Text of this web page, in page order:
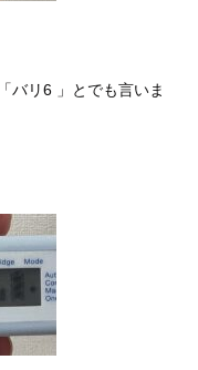
バリ6 」とでも言いま